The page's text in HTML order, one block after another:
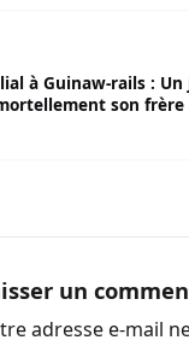
à Guinaw-rails :
son frère
un
adresse e-mail